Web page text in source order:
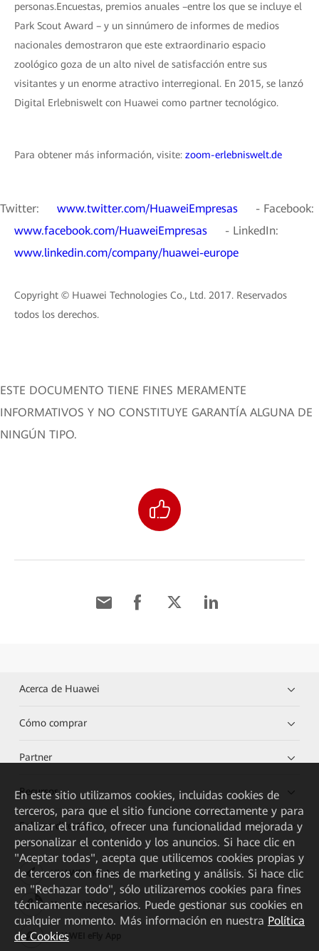
personas.Encuestas, premios anuales –entre los que se incluye el
Park Scout Award – y un sinnúmero de informes de medios
nacionales demostraron que este extraordinario espacio
zoológico goza de un alto nivel de satisfacción entre sus
visitantes y un enorme atractivo interregional. En 2015, se lanzó
Digital Erlebniswelt con Huawei como partner tecnológico.
Para obtener más información, visite: zoom-erlebniswelt.de
Twitter: www.twitter.com/HuaweiEmpresas
- Facebook:
www.facebook.com/HuaweiEmpresas
- LinkedIn:
www.linkedin.com/company/huawei-europe
Copyright © Huawei Technologies Co., Ltd. 2017. Reservados
todos los derechos.
ESTE DOCUMENTO TIENE FINES MERAMENTE
INFORMATIVOS Y NO CONSTITUYE GARANTÍA ALGUNA DE
NINGÚN TIPO.
Acerca de Huawei
Cómo comprar
Partner
Recursos
Enlaces directos
HUAWEI eKit App
Huawei HiKnow App
HUAWEI eFly App
En este sitio utilizamos cookies, incluidas cookies de
terceros, para que el sitio funcione correctamente y para
analizar el tráfico, ofrecer una funcionalidad mejorada y
personalizar el contenido y los anuncios. Si hace clic en
"Aceptar todas", acepta que utilicemos cookies propias y
de terceros con fines de marketing y análisis. Si hace clic
en "Rechazar todo", sólo utilizaremos cookies para fines
técnicamente necesarios. Puede gestionar sus cookies en
cualquier momento. Más información en nuestra Política
de Cookies